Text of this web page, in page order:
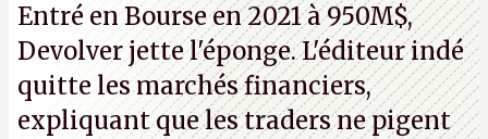
strike à tour de bras, l'Oncle Sam continuera
d'étaler sa confiture intellectuelle sur vos
souvenirs d'enfance.P.
Entré en Bourse en 2021 à 950M$,
Devolver jette l'éponge. L'éditeur indé
quitte les marchés financiers,
expliquant que les traders ne pigent